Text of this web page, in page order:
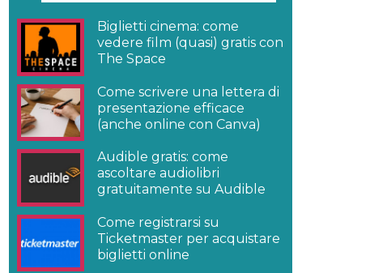
Biglietti cinema: come
vedere film (quasi) gratis con
The Space
Come scrivere una lettera di
presentazione efficace
(anche online con Canva)
Audible gratis: come
ascoltare audiolibri
gratuitamente su Audible
Come registrarsi su
Ticketmaster per acquistare
biglietti online